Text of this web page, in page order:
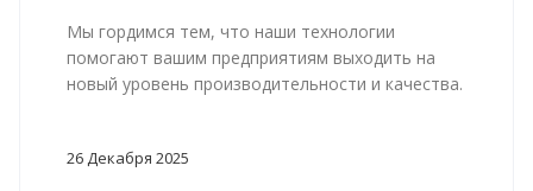
Мы гордимся тем, что наши технологии
помогают вашим предприятиям выходить на
новый уровень производительности и качества.
26 Декабря 2025